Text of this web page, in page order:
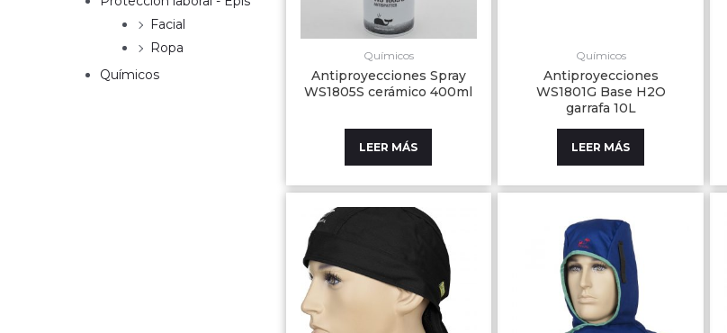
Facial
Ropa
Químicos
Químicos
Antiproyecciones Spray
WS1805S cerámico 400ml
LEER MÁS
Químicos
Antiproyecciones
WS1801G Base H2O
garrafa 10L
LEER MÁS